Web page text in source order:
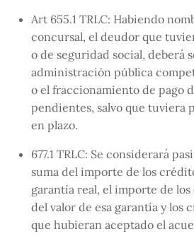
Art 655.1 TRLC: Habiendo
concursal, el deudor que
o de seguridad social, deberá
administración pública
o el fraccionamiento de pago
pendientes, salvo que tuviera
en plazo.
677.1 TRLC: Se considerará
suma del importe de los
garantía real, el importe de
del valor de esa garantía y los
que hubieran aceptado el